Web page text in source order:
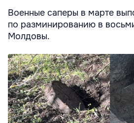
Военные саперы в марте
по разминированию в
Молдовы.